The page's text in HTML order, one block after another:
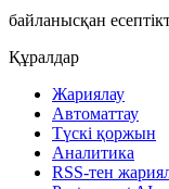
байланысқан
Құралдар
Жариялау
Автоматтау
Түскі қоржын
Аналитика
RSS-тен